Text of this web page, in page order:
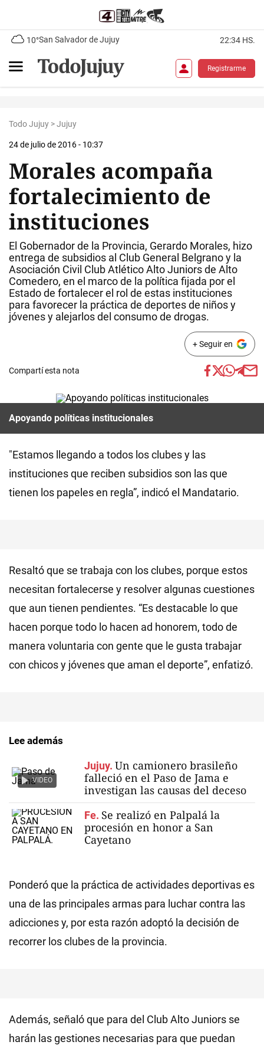
10°San Salvador de Jujuy 22:34 HS.
Registrarme
Todo Jujuy >Jujuy
24 de julio de 2016 - 10:37
Morales acompaña
fortalecimiento de
instituciones
El Gobernador de la Provincia, Gerardo Morales, hizo
entrega de subsidios al Club General Belgrano y la
Asociación Civil Club Atlético Alto Juniors de Alto
Comedero, en el marco de la política fijada por el
Estado de fortalecer el rol de estas instituciones
para favorecer la práctica de deportes de niños y
jóvenes y alejarlos del consumo de drogas.
+ Seguir en
Compartí esta nota
Apoyando políticas institucionales
"Estamos llegando a todos los clubes y las
instituciones que reciben subsidios son las que
tienen los papeles en regla”, indicó el Mandatario.
Resaltó que se trabaja con los clubes, porque estos
necesitan fortalecerse y resolver algunas cuestiones
que aun tienen pendientes. “Es destacable lo que
hacen porque todo lo hacen ad honorem, todo de
manera voluntaria con gente que le gusta trabajar
con chicos y jóvenes que aman el deporte”, enfatizó.
Lee además
VIDEO
Jujuy. Un camionero brasileño
falleció en el Paso de Jama e
investigan las causas del deceso
Fe. Se realizó en Palpalá la
procesión en honor a San
Cayetano
Ponderó que la práctica de actividades deportivas es
una de las principales armas para luchar contra las
adicciones y, por esta razón adoptó la decisión de
recorrer los clubes de la provincia.
Además, señaló que para del Club Alto Juniors se
harán las gestiones necesarias para que puedan